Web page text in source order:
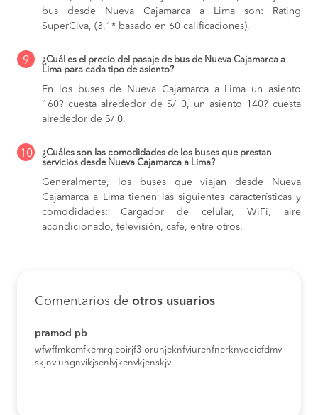
bus desde Nueva Cajamarca a Lima son: Rating
SuperCiva, (3.1* basado en 60 calificaciones),
9
¿Cuál es el precio del pasaje de bus de Nueva Cajamarca a
Lima para cada tipo de asiento?
En los buses de Nueva Cajamarca a Lima un asiento
160? cuesta alrededor de S/ 0, un asiento 140? cuesta
alrededor de S/ 0,
10
¿Cuáles son las comodidades de los buses que prestan
servicios desde Nueva Cajamarca a Lima?
Generalmente, los buses que viajan desde Nueva
Cajamarca a Lima tienen las siguientes características y
comodidades: Cargador de celular, WiFi, aire
acondicionado, televisión, café, entre otros.
Comentarios de otros usuarios
pramod pb
wfwffmkemfkemrgjeoirjf3iorunjeknfviurehfnerknvociefdmv
skjnviuhgnvikjsenlvjkenvkjenskjv